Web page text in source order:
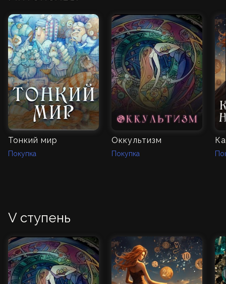
Тонкий мир
Покупка
Оккультизм
Покупка
V ступень